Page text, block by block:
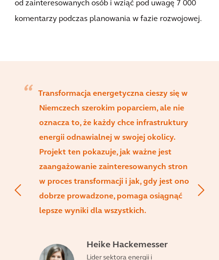
od zainteresowanych osób i wziąć pod uwagę 7 000
komentarzy podczas planowania w fazie rozwojowej.
Transformacja energetyczna cieszy się w
Niemczech szerokim poparciem, ale nie
oznacza to, że każdy chce infrastruktury
energii odnawialnej w swojej okolicy.
Projekt ten pokazuje, jak ważne jest
zaangażowanie zainteresowanych stron
w proces transformacji i jak, gdy jest ono
dobrze prowadzone, pomaga osiągnąć
lepsze wyniki dla wszystkich.
Heike Hackemesser
Lider sektora energii i